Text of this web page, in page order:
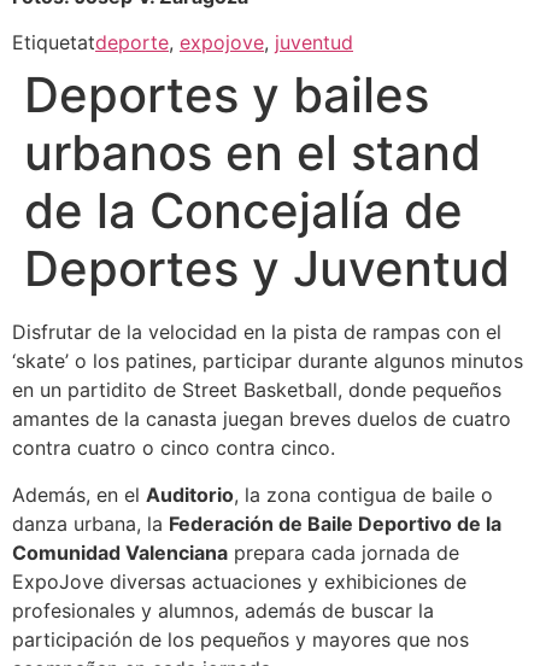
Etiquetatdeporte, expojove, juventud
Deportes y bailes
urbanos en el stand
de la Concejalía de
Deportes y Juventud
Disfrutar de la velocidad en la pista de rampas con el
‘skate’ o los patines, participar durante algunos minutos
en un partidito de Street Basketball, donde pequeños
amantes de la canasta juegan breves duelos de cuatro
contra cuatro o cinco contra cinco.
Además, en el Auditorio, la zona contigua de baile o
danza urbana, la Federación de Baile Deportivo de la
Comunidad Valenciana prepara cada jornada de
ExpoJove diversas actuaciones y exhibiciones de
profesionales y alumnos, además de buscar la
participación de los pequeños y mayores que nos